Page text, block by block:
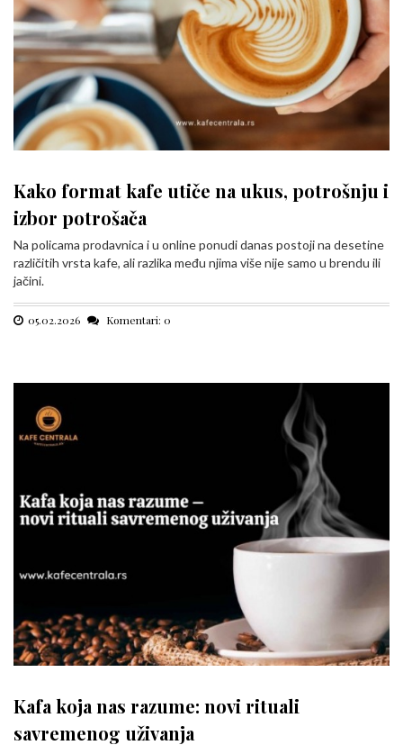
Kako format kafe utiče na ukus, potrošnju i
izbor potrošača
Na policama prodavnica i u online ponudi danas postoji na desetine
različitih vrsta kafe, ali razlika među njima više nije samo u brendu ili
jačini.
05.02.2026 Komentari: 0
Kafa koja nas razume: novi rituali
savremenog uživanja